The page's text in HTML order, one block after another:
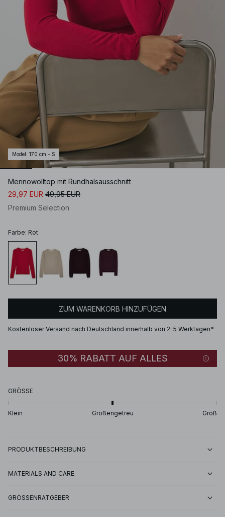
Model : 170 cm - S
Merinowolltop mit Rundhalsausschnitt
29,97 EUR 49,95 EUR
Premium Selection
Farbe: Rot
ZUM WARENKORB HINZUFÜGEN
Kostenloser Versand nach Deutschland innerhalb von 2-5 Werktagen*
30% RABATT AUF ALLES
GRÖSSE
Klein Größengetreu Groß
PRODUKTBESCHREIBUNG
MATERIALS AND CARE
GRÖSSENRATGEBER